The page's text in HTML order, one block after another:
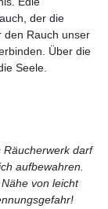
der die
den Rauch unser
Über die
Seele.
Räucherwerk darf
aufbewahren.
von leicht